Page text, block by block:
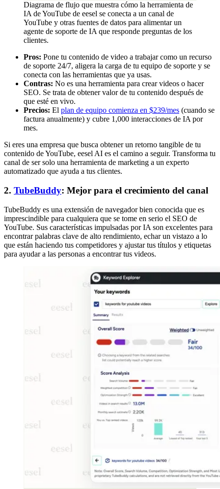
Diagrama de flujo que muestra cómo la herramienta de
IA de YouTube de eesel se conecta a un canal de
YouTube y otras fuentes de datos para alimentar un
agente de soporte de IA que responde preguntas de los
clientes.
Pros: Pone tu contenido de video a trabajar como un recurso
de soporte 24/7, aligera la carga de tu equipo de soporte y se
conecta con las herramientas que ya usas.
Contras: No es una herramienta para crear videos o hacer
SEO. Se trata de obtener valor de tu contenido después de
que esté en vivo.
Precios: El plan de equipo comienza en $239/mes (cuando se
factura anualmente) y cubre 1,000 interacciones de IA por
mes.
Si eres una empresa que busca obtener un retorno tangible de tu
contenido de YouTube, eesel AI es el camino a seguir. Transforma tu
canal de ser solo una herramienta de marketing a un experto
automatizado que ayuda a tus clientes.
2. TubeBuddy: Mejor para el crecimiento del canal
TubeBuddy es una extensión de navegador bien conocida que es
imprescindible para cualquiera que se tome en serio el SEO de
YouTube. Sus características impulsadas por IA son excelentes para
encontrar palabras clave de alto rendimiento, echar un vistazo a lo
que están haciendo tus competidores y ajustar tus títulos y etiquetas
para ayudar a las personas a encontrar tus videos.